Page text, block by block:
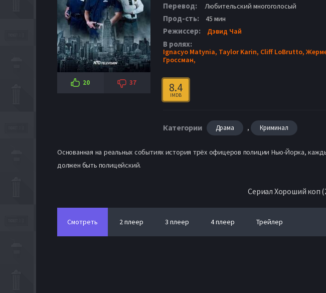
20 37
Перевод: Любительский многоголосый
Прод-сть: 45 мин
Режиссер: Дэвид Чай
В ролях:
Ignacyo Matynia, Taylor Karin, Cliff LoBrutto,
Гроссман,
8.4
IMDB
Категории Драма , Криминал
Основанная на реальных событиях история трёх офицеров полиции Нью-Йорка,
должен быть полицейский.
Сериал Хороший коп
Смотреть 2 плеер 3 плеер 4 плеер Трейлер